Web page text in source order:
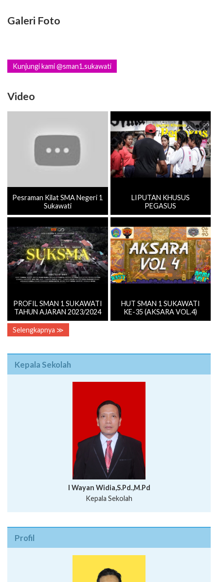
Galeri Foto
Kunjungi kami @sman1.sukawati
Video
Pesraman Kilat SMA Negeri 1
Sukawati
LIPUTAN KHUSUS
PEGASUS
PROFIL SMAN 1 SUKAWATI
TAHUN AJARAN 2023/2024
HUT SMAN 1 SUKAWATI
KE-35 (AKSARA VOL.4)
Selengkapnya ≫
Kepala Sekolah
I Wayan Widia,S.Pd.,M.Pd
Kepala Sekolah
Profil